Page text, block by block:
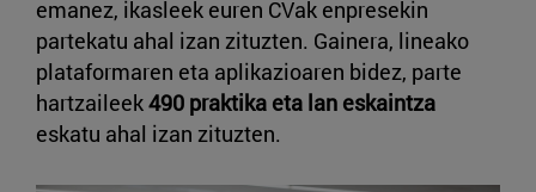
emanez, ikasleek euren CVak enpresekin
partekatu ahal izan zituzten. Gainera, lineako
plataformaren eta aplikazioaren bidez, parte
hartzaileek490 praktika eta lan eskaintza
eskatu ahal izan zituzten.